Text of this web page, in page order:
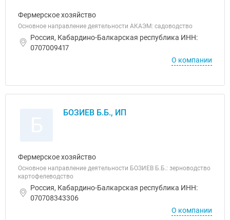
Фермерское хозяйство
Основное направление деятельности АКАЭМ: садоводство
Россия, Кабардино-Балкарская республика ИНН:
0707009417
О компании
БОЗИЕВ Б.Б., ИП
Фермерское хозяйство
Основное направление деятельности БОЗИЕВ Б.Б.: зерноводство
картофелеводство
Россия, Кабардино-Балкарская республика ИНН:
070708343306
О компании